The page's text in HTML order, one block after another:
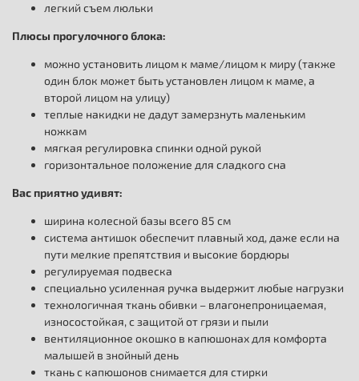
легкий съем люльки
Плюсы прогулочного блока:
можно установить лицом к маме/лицом к миру (также
один блок может быть установлен лицом к маме, а
второй лицом на улицу)
теплые накидки не дадут замерзнуть маленьким
ножкам
мягкая регулировка спинки одной рукой
горизонтальное положение для сладкого сна
Вас приятно удивят:
ширина колесной базы всего 85 см
система антишок обеспечит плавный ход, даже если на
пути мелкие препятствия и высокие бордюры
регулируемая подвеска
специально усиленная ручка выдержит любые нагрузки
технологичная ткань обивки – влагонепроницаемая,
износостойкая, с защитой от грязи и пыли
вентиляционное окошко в капюшонах для комфорта
малышей в знойный день
ткань с капюшонов снимается для стирки